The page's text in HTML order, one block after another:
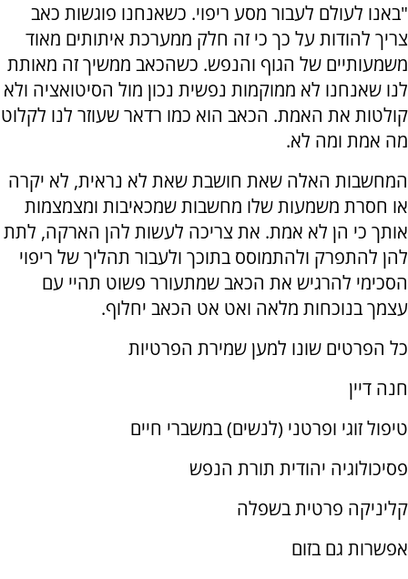
"באנו לעולם לעבור מסע ריפוי. כשאנחנו פוגשות כאב
צריך להודות על כך כי זה חלק ממערכת איתותים מאוד
משמעותיים של הגוף והנפש. כשהכאב ממשיך זה מאותת
לנו שאנחנו לא ממוקמות נפשית נכון מול הסיטואציה ולא
קולטות את האמת. הכאב הוא כמו רדאר שעוזר לנו לקלוט
מה אמת ומה לא.
המחשבות האלה שאת חושבת שאת לא נראית, לא יקרה
או חסרת משמעות שלו מחשבות שמכאיבות ומצמצמות
אותך כי הן לא אמת. את צריכה לעשות להן הארקה, לתת
להן להתפרק ולהתמוסס בתוכך ולעבור תהליך של ריפוי
הסכימי להרגיש את הכאב שמתעורר פשוט תהיי עם
עצמך בנוכחות מלאה ואט אט הכאב יחלוף.
כל הפרטים שונו למען שמירת הפרטיות
חנה דיין
טיפול זוגי ופרטני (לנשים) במשברי חיים
פסיכולוגיה יהודית תורת הנפש
קליניקה פרטית בשפלה
אפשרות גם בזום